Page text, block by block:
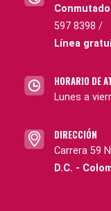
597 8398 /
Línea
HORARIO DE
Lunes a
DIRECCIÓN
Carrera 59
D.C. -